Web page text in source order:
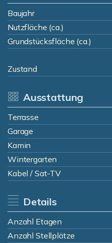
Baujahr
Nutzfläche (ca.)
Grundstücksfläche (ca.)
Zustand
Ausstattung
Terrasse
Garage
Kamin
Wintergarten
Kabel / Sat-TV
Details
Anzahl Etagen
Anzahl Stellplätze